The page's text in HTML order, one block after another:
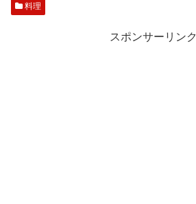
料理
スポンサーリンク